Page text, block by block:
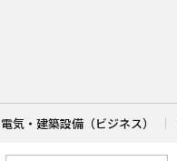
電気・建築設備（ビジネス）